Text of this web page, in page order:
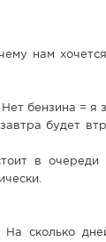
нам хочется
бензина = я
будет
в очереди
сколько